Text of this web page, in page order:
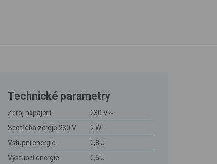
Technické parametry
Zdroj napájení
230 V ~
Spotřeba zdroje 230 V
2 W
Vstupní energie
0,8 J
Výstupní energie
0,6 J